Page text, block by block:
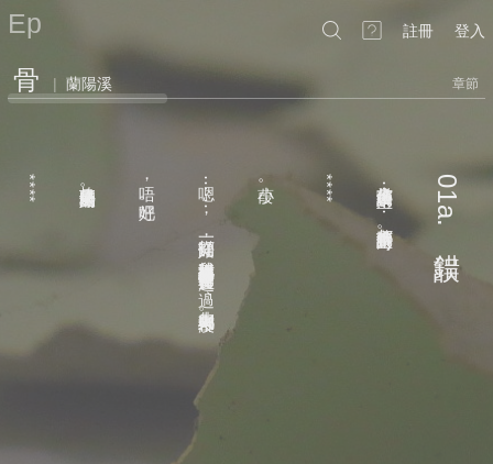
Ep 註冊 登入
骨 | 蘭陽溪 章節
01a.
當你是傳說的主角⋯⋯都市傳說的主角時
。
****
。
嗯⋯⋯
，
，
我就沒想過兩條平行的軌道會交會在一起
，
去此刻與未來都沒
。
，
。
。
****